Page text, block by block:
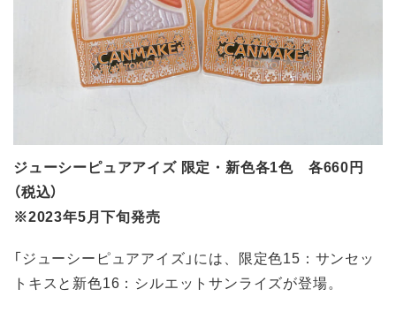
ジューシーピュアアイズ 限定・新色各1色 各660円
（税込）
※2023年5月下旬発売
「ジューシーピュアアイズ」には、限定色15：サンセッ
トキスと新色16：シルエットサンライズが登場。